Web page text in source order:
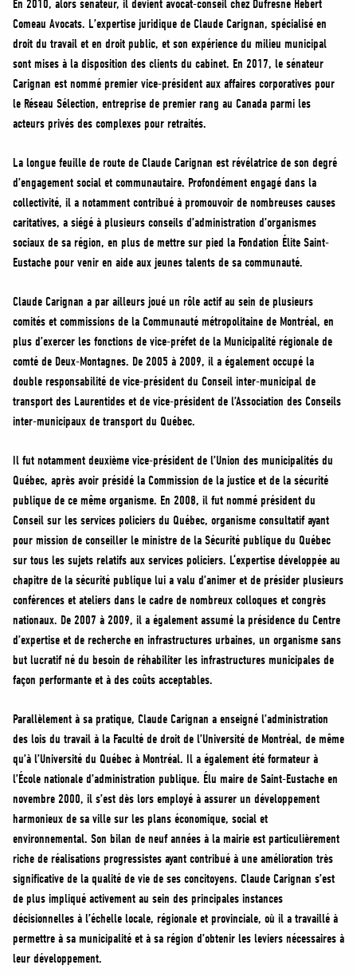
En 2010, alors sénateur, il devient avocat-conseil chez Dufresne Hébert
Comeau Avocats. L’expertise juridique de Claude Carignan, spécialisé en
droit du travail et en droit public, et son expérience du milieu municipal
sont mises à la disposition des clients du cabinet. En 2017, le sénateur
Carignan est nommé premier vice-président aux affaires corporatives pour
le Réseau Sélection, entreprise de premier rang au Canada parmi les
acteurs privés des complexes pour retraités.
La longue feuille de route de Claude Carignan est révélatrice de son degré
d’engagement social et communautaire. Profondément engagé dans la
collectivité, il a notamment contribué à promouvoir de nombreuses causes
caritatives, a siégé à plusieurs conseils d’administration d’organismes
sociaux de sa région, en plus de mettre sur pied la Fondation Élite Saint-
Eustache pour venir en aide aux jeunes talents de sa communauté.
Claude Carignan a par ailleurs joué un rôle actif au sein de plusieurs
comités et commissions de la Communauté métropolitaine de Montréal, en
plus d’exercer les fonctions de vice-préfet de la Municipalité régionale de
comté de Deux-Montagnes. De 2005 à 2009, il a également occupé la
double responsabilité de vice-président du Conseil inter-municipal de
transport des Laurentides et de vice-président de l’Association des Conseils
inter-municipaux de transport du Québec.
Il fut notamment deuxième vice-président de l’Union des municipalités du
Québec, après avoir présidé la Commission de la justice et de la sécurité
publique de ce même organisme. En 2008, il fut nommé président du
Conseil sur les services policiers du Québec, organisme consultatif ayant
pour mission de conseiller le ministre de la Sécurité publique du Québec
sur tous les sujets relatifs aux services policiers. L‘expertise développée au
chapitre de la sécurité publique lui a valu d’animer et de présider plusieurs
conférences et ateliers dans le cadre de nombreux colloques et congrès
nationaux. De 2007 à 2009, il a également assumé la présidence du Centre
d’expertise et de recherche en infrastructures urbaines, un organisme sans
but lucratif né du besoin de réhabiliter les infrastructures municipales de
façon performante et à des coûts acceptables.
Parallèlement à sa pratique, Claude Carignan a enseigné l’administration
des lois du travail à la Faculté de droit de l’Université de Montréal, de même
qu’à l’Université du Québec à Montréal. Il a également été formateur à
l’École nationale d’administration publique. Élu maire de Saint-Eustache en
novembre 2000, il s’est dès lors employé à assurer un développement
harmonieux de sa ville sur les plans économique, social et
environnemental. Son bilan de neuf années à la mairie est particulièrement
riche de réalisations progressistes ayant contribué à une amélioration très
significative de la qualité de vie de ses concitoyens. Claude Carignan s’est
de plus impliqué activement au sein des principales instances
décisionnelles à l’échelle locale, régionale et provinciale, où il a travaillé à
permettre à sa municipalité et à sa région d’obtenir les leviers nécessaires à
leur développement.